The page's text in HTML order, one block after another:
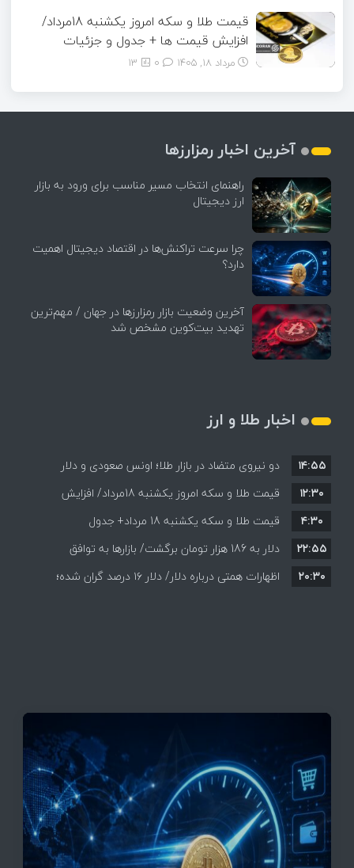
قیمت طلا و سکه امروز یکشنبه 18مرداد/
افزایش قیمت ها + جدول و جزئیات
مرداد ۱۸, ۱۴۰۵ 13
آخرین اخبار رمزارزها
راهنمای انتخاب مسیر مناسب برای ورود به بازار
ارز دیجیتال
چرا سرعت تراکنش‌ها در اقتصاد دیجیتال اهمیت
دارد؟
آخرین وضعیت بازار رمزارزها در جهان / مهم‌ترین
تهدید بیت‌کوین مشخص شد
اخبار طلا و ارز
دو نیروی متضاد در بازار طلا؛ اونس صعودی و دلار
نزولی
۱۴:۵۵
قیمت طلا و سکه امروز یکشنبه 18مرداد/ افزایش
قیمت ها + جدول و جزئیات
۱۲:۳۰
قیمت طلا و سکه یکشنبه 18 مرداد+ جدول
۴:۳۰
دلار به 186 هزار تومان برگشت/ بازارها به توافق
احتمالی هرمز چه واکنشی نشان دادند؟
۲۲:۵۵
اظهارات همتی درباره دلار/ دلار ۱۶ درصد گران شده؛
۲۰:۳۰